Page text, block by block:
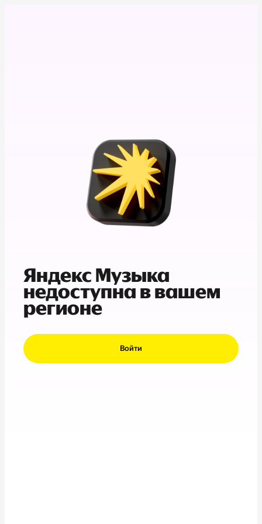
Яндекс Музыка
недоступна в вашем
регионе
Войти